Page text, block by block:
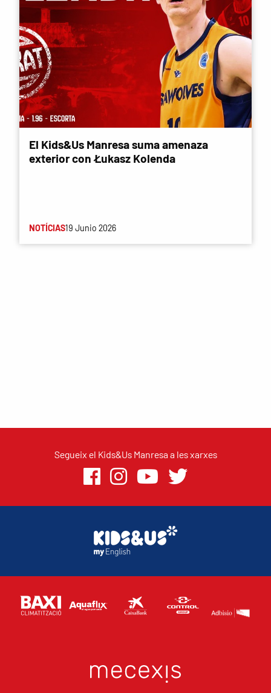
El Kids&Us Manresa suma amenaza
exterior con Łukasz Kolenda
NOTÍCIAS19 Junio 2026
Segueix el Kids&Us Manresa a les xarxes